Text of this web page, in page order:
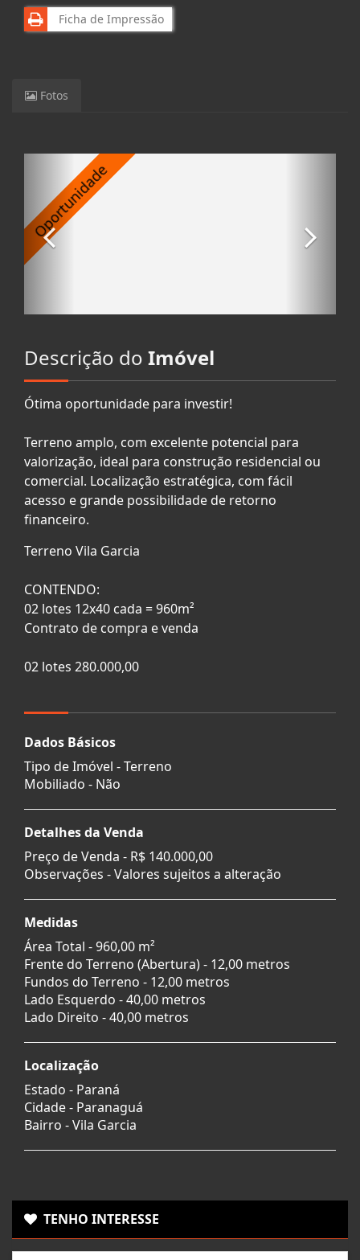
Ficha de Impressão
Fotos
Descrição do Imóvel
Ótima oportunidade para investir!
Terreno amplo, com excelente potencial para
valorização, ideal para construção residencial ou
comercial. Localização estratégica, com fácil
acesso e grande possibilidade de retorno
financeiro.
Terreno Vila Garcia
CONTENDO:
02 lotes 12x40 cada = 960m²
Contrato de compra e venda
02 lotes 280.000,00
Dados Básicos
Tipo de Imóvel - Terreno
Mobiliado - Não
Detalhes da Venda
Preço de Venda - R$ 140.000,00
Observações - Valores sujeitos a alteração
Medidas
Área Total - 960,00 m²
Frente do Terreno (Abertura) - 12,00 metros
Fundos do Terreno - 12,00 metros
Lado Esquerdo - 40,00 metros
Lado Direito - 40,00 metros
Localização
Estado - Paraná
Cidade - Paranaguá
Bairro -Vila Garcia
TENHO INTERESSE